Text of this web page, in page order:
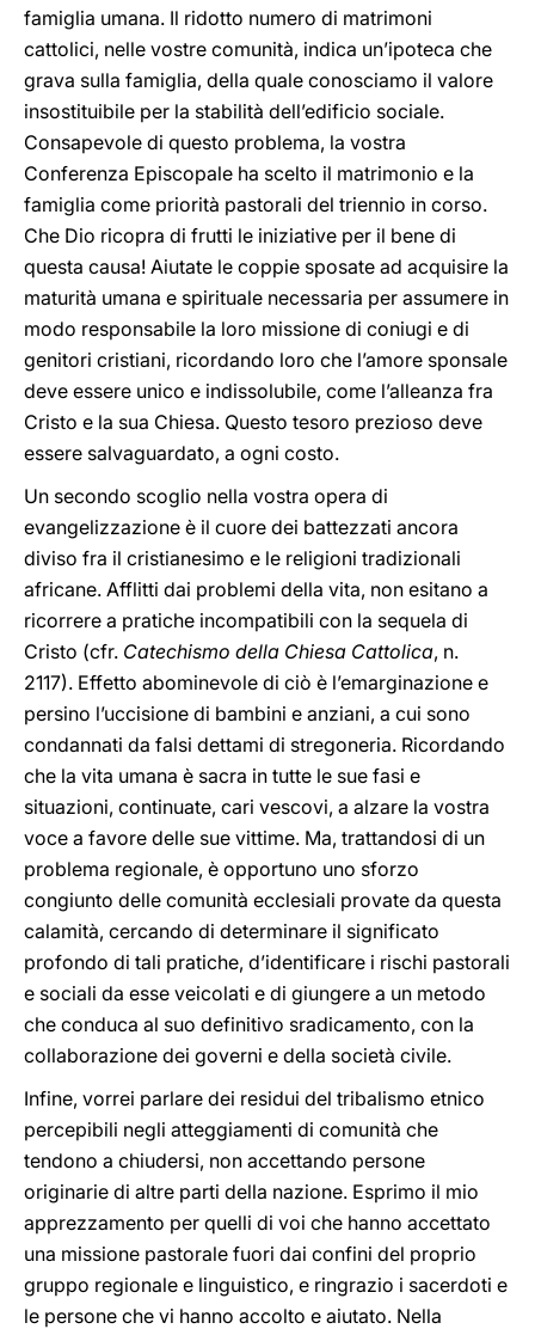
famiglia umana. Il ridotto numero di matrimoni
cattolici, nelle vostre comunità, indica un’ipoteca che
grava sulla famiglia, della quale conosciamo il valore
insostituibile per la stabilità dell’edificio sociale.
Consapevole di questo problema, la vostra
Conferenza Episcopale ha scelto il matrimonio e la
famiglia come priorità pastorali del triennio in corso.
Che Dio ricopra di frutti le iniziative per il bene di
questa causa! Aiutate le coppie sposate ad acquisire la
maturità umana e spirituale necessaria per assumere in
modo responsabile la loro missione di coniugi e di
genitori cristiani, ricordando loro che l’amore sponsale
deve essere unico e indissolubile, come l’alleanza fra
Cristo e la sua Chiesa. Questo tesoro prezioso deve
essere salvaguardato, a ogni costo.
Un secondo scoglio nella vostra opera di
evangelizzazione è il cuore dei battezzati ancora
diviso fra il cristianesimo e le religioni tradizionali
africane. Afflitti dai problemi della vita, non esitano a
ricorrere a pratiche incompatibili con la sequela di
Cristo (cfr. Catechismo della Chiesa Cattolica, n.
2117). Effetto abominevole di ciò è l’emarginazione e
persino l’uccisione di bambini e anziani, a cui sono
condannati da falsi dettami di stregoneria. Ricordando
che la vita umana è sacra in tutte le sue fasi e
situazioni, continuate, cari vescovi, a alzare la vostra
voce a favore delle sue vittime. Ma, trattandosi di un
problema regionale, è opportuno uno sforzo
congiunto delle comunità ecclesiali provate da questa
calamità, cercando di determinare il significato
profondo di tali pratiche, d’identificare i rischi pastorali
e sociali da esse veicolati e di giungere a un metodo
che conduca al suo definitivo sradicamento, con la
collaborazione dei governi e della società civile.
Infine, vorrei parlare dei residui del tribalismo etnico
percepibili negli atteggiamenti di comunità che
tendono a chiudersi, non accettando persone
originarie di altre parti della nazione. Esprimo il mio
apprezzamento per quelli di voi che hanno accettato
una missione pastorale fuori dai confini del proprio
gruppo regionale e linguistico, e ringrazio i sacerdoti e
le persone che vi hanno accolto e aiutato. Nella